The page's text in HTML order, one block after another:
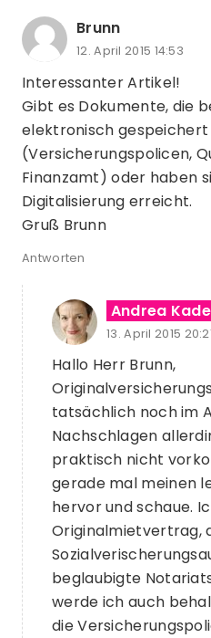
Brunn
12. April 2015 14:53
Interessanter Artikel!
Gibt es Dokumente, die
elektronisch
(Versicherungspolicen,
Finanzamt) oder haben
Digitalisierung erreicht.
Gruß Brunn
Antworten
Andrea
13. April 2015
Hallo Herr Brunn,
tatsächlich noch im
Nachschlagen
praktisch nicht
gerade mal meinen
hervor und schaue.
Originalmietvertrag,
beglaubigte
werde ich auch
die